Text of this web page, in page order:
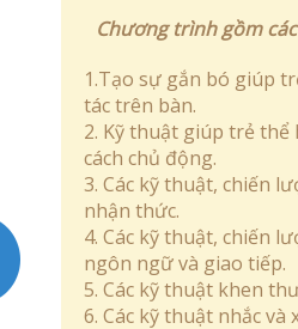
Chương trình gồm
1.Tạo sự gắn bó giúp
tác trên bàn.
2. Kỹ thuật giúp trẻ thể
cách chủ động.
3. Các kỹ thuật, chiến
nhận thức.
4. Các kỹ thuật, chiến
ngôn ngữ và giao tiếp.
5. Các kỹ thuật khen
6. Các kỹ thuật nhắc và